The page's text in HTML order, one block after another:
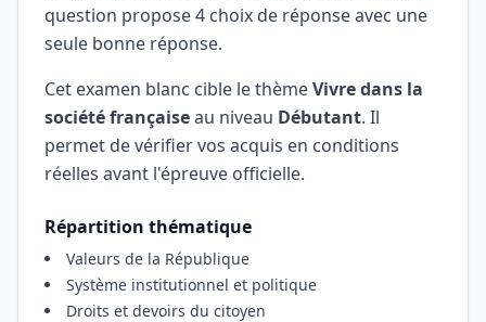
question propose 4 choix de réponse avec une
seule bonne réponse.
Cet examen blanc cible le thèmeVivre dans la
société françaiseau niveau Débutant. Il
permet de vérifier vos acquis en conditions
réelles avant l'épreuve officielle.
Répartition thématique
Valeurs de la République
Système institutionnel et politique
Droits et devoirs du citoyen